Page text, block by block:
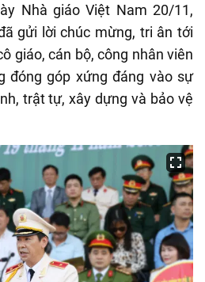
Nhà giáo Việt Nam 20/11,
gửi lời chúc mừng, tri ân tới
giáo, cán bộ, công nhân viên
đóng góp xứng đáng vào sự
trật tự, xây dựng và bảo vệ